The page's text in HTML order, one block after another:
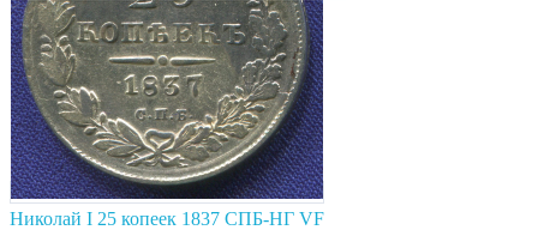
Николай I 25 копеек 1837 СПБ-НГ VF